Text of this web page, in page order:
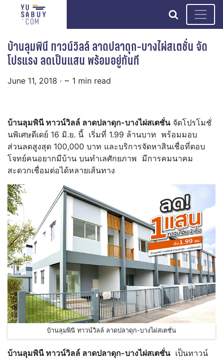
search
บ้านลุมพินี ทาวน์วิลล์ ลาดปลาดุก-บางไผ่สเตชั่น จัด
โปรแรง ลดเป็นแสน พร้อมอยู่ทันที
June 11, 2018 · ~ 1 min read
บ้านลุมพินี ทาวน์วิลล์ ลาดปลาดุก-บางไผ่สเตชั่นจัดโปรโมชั่
นพิเศษดีเดย์ 16 มิ.ย. นี้ เริ่มที่ 1.99 ล้านบาท พร้อมมอบ
ส่วนลดสูงสุด 100,000 บาท และบริการจัดหาสินเชื่อที่ตอบ
โจทย์คนอยากมีบ้าน บนทำเลศักยภาพ มีการคมนาคม
สะดวกเชื่อมต่อได้หลายเส้นทาง
บ้านลุมพินี ทาวน์วิลล์ ลาดปลาดุก-บางไผ่สเตชั่น
บ้านลุมพินี ทาวน์วิลล์ ลาดปลาดุก-บางไผ่สเตชั่นเป็นทาวน์